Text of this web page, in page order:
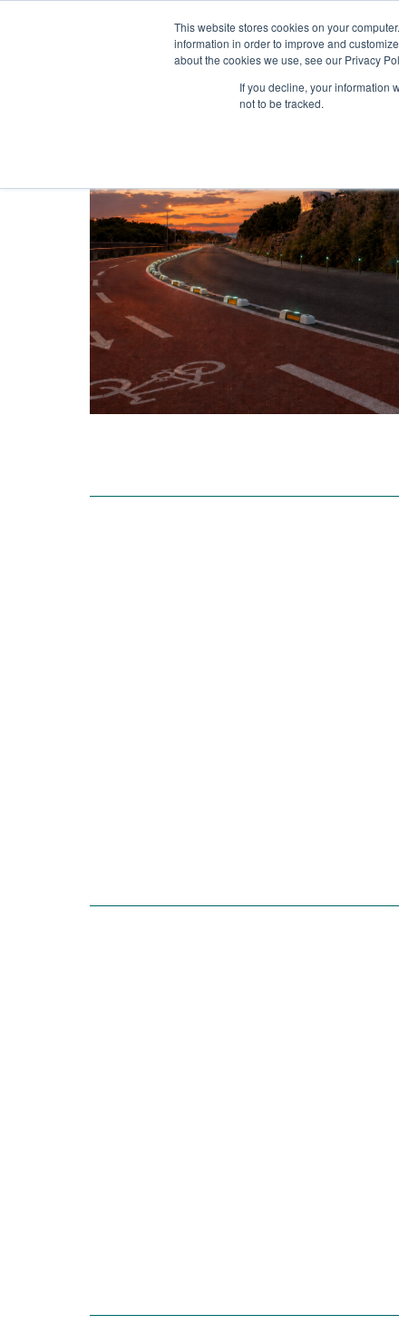
This website stores cookies on your
information in order to improve and
about the cookies we use, see our Privacy
If you decline, your information
not to be tracked.